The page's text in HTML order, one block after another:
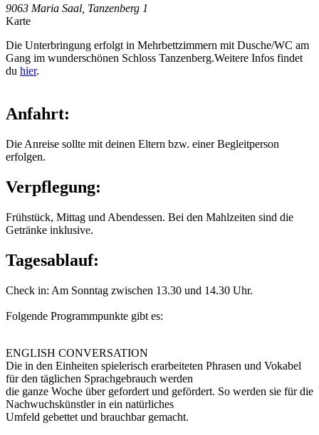
9063 Maria Saal, Tanzenberg 1
Karte
Die Unterbringung erfolgt in Mehrbettzimmern mit Dusche/WC am
Gang im wunderschönen Schloss Tanzenberg.Weitere Infos findet
du hier.
Anfahrt:
Die Anreise sollte mit deinen Eltern bzw. einer Begleitperson
erfolgen.
Verpflegung:
Frühstück, Mittag und Abendessen. Bei den Mahlzeiten sind die
Getränke inklusive.
Tagesablauf:
Check in: Am Sonntag zwischen 13.30 und 14.30 Uhr.
Folgende Programmpunkte gibt es:
ENGLISH CONVERSATION
Die in den Einheiten spielerisch erarbeiteten Phrasen und Vokabel
für den täglichen Sprachgebrauch werden
die ganze Woche über gefordert und gefördert. So werden sie für die
Nachwuchskünstler in ein natürliches
Umfeld gebettet und brauchbar gemacht.